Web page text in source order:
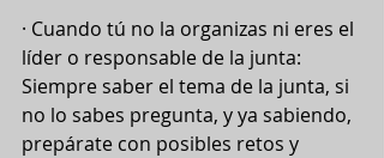
· Cuando tú no la organizas ni eres el
líder o responsable de la junta:
Siempre saber el tema de la junta, si
no lo sabes pregunta, y ya sabiendo,
prepárate con posibles retos y